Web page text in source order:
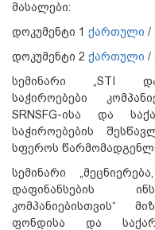
მასალები:
დოკუმენტი 1 ქართული /
დოკუმენტი 2 ქართული /
სემინარი „STI
საჭიროებები
SRNSFG-ისა და
საჭიროებების
სფეროს
სემინარი
დაფინანსების
კომპანიებისთვის“
ფონდისა და